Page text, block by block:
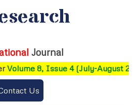
Journal
8, Issue 4 (July-August 2026)
Us